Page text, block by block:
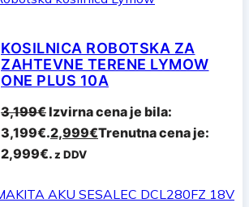
KOSILNICA ROBOTSKA ZA
ZAHTEVNE TERENE LYMOW
ONE PLUS 10A
3,199€Izvirna cena je bila:
3,199€.2,999€Trenutna cena je:
2,999€.z DDV